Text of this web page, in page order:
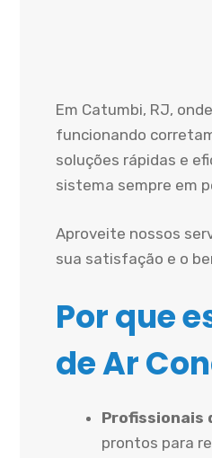
Em Catumbi, RJ,
funcionando
soluções rápidas e
sistema sempre em
Aproveite nossos
sua satisfação e o
Por que
de Ar
Profissionais
prontos para